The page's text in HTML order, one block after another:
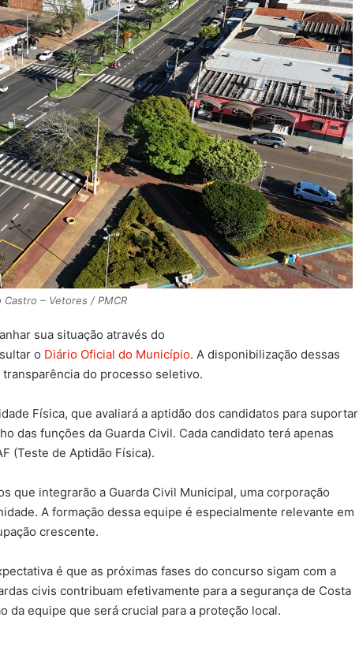
Castro – Vetores / PMCR
sua situação através do
o Diário Oficial do Município. A disponibilização dessas
do processo seletivo.
Física, que avaliará a aptidão dos candidatos para suportar
das funções da Guarda Civil. Cada candidato terá apenas
(Teste de Aptidão Física).
que integrarão a Guarda Civil Municipal, uma corporação
A formação dessa equipe é especialmente relevante em
crescente.
é que as próximas fases do concurso sigam com a
civis contribuam efetivamente para a segurança de Costa
da equipe que será crucial para a proteção local.